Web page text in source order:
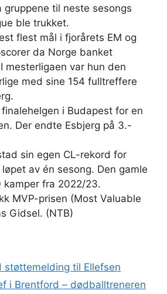
gruppene til neste sesongs
ble trukket.
flest mål i fjorårets EM og
da Norge banket
mesterligaen var hun den
med sine 154 fulltreffere
i Budapest for en
Der endte Esbjerg på 3.-
sin egen CL-rekord for
av én sesong. Den gamle
kamper fra 2022/23.
MVP-prisen (Most Valuable
Gidsel. (NTB)
støttemelding til Ellefsen
i Brentford – dødballtreneren